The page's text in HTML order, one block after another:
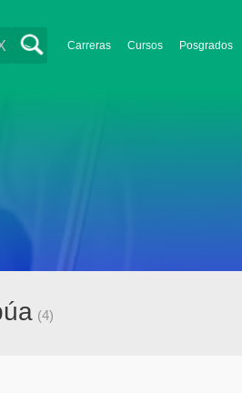
Carreras Cursos Posgrados
(4)